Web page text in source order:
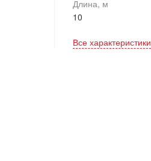
Длина, м
10
Все характеристики